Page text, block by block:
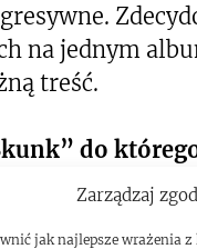
Zarządzaj
jak najlepsze wrażenia
na jednym
treść.
do
muzyką do